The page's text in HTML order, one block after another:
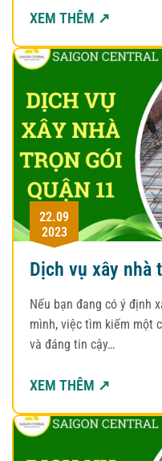
XEM THÊM ↗
22.09
2023
Dịch vụ xây nhà
Nếu bạn đang có ý định
mình, việc tìm kiếm một
và đáng tin cậy…
XEM THÊM ↗